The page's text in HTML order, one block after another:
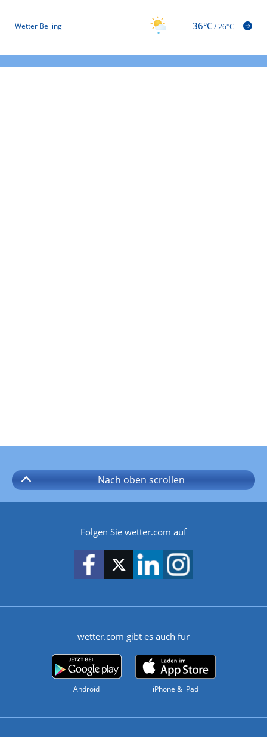
Wetter Beijing 36°C/26°C
Nach oben scrollen
Folgen Sie wetter.com auf
wetter.com gibt es auch für
Android iPhone & iPad